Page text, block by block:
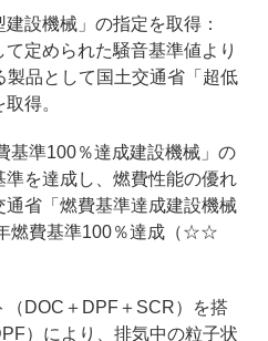
設機械」の指定を取得：
て定められた騒音基準値より
製品として国土交通省「超低
得。
基準100％達成建設機械」の
を達成し、燃費性能の優れ
省「燃費基準達成建設機械
燃費基準100％達成（☆☆
（DOC＋DPF＋SCR）を搭
）により、排気中の粒子状